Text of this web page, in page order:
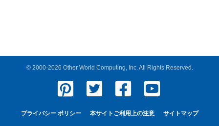
© 2000-2026 Other World Computing, Inc. All Rights Reserved.
プライバシー ポリシー 本サイトご利用上の注意 サイトマップ